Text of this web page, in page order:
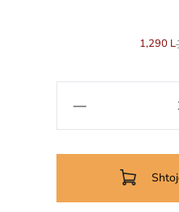
1,290 L